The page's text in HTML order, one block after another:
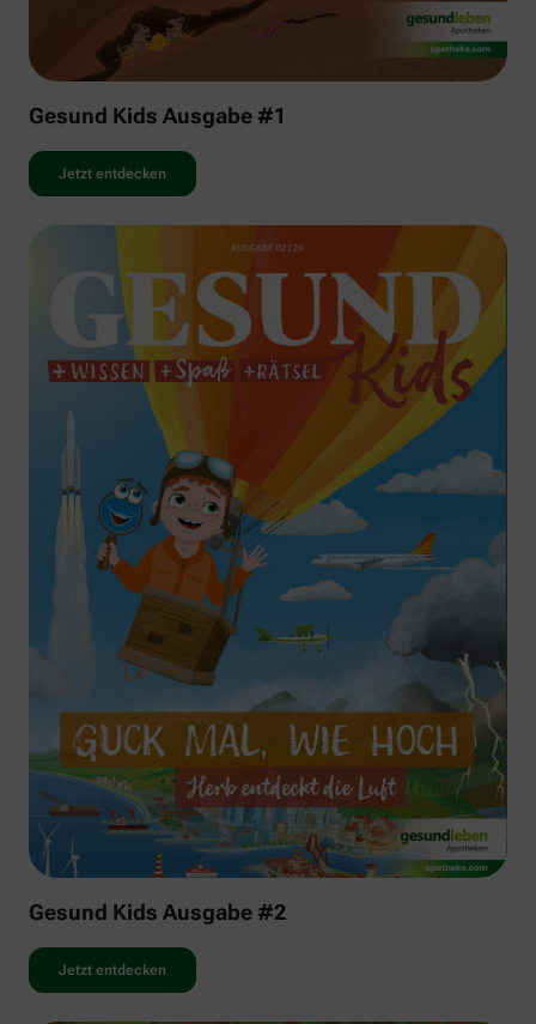
Gesund Kids Ausgabe #1
Jetzt entdecken
Gesund Kids Ausgabe #2
Jetzt entdecken